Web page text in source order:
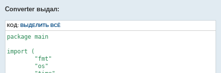
}
class Second extends Thread {
  public Second(  One one){
    this.one=one;
  }
    try {
      sleep(1000);
    } catch (    InterruptedException e) {
Converter выдал:
КОД: ВЫДЕЛИТЬ ВСЁ
package main
import (